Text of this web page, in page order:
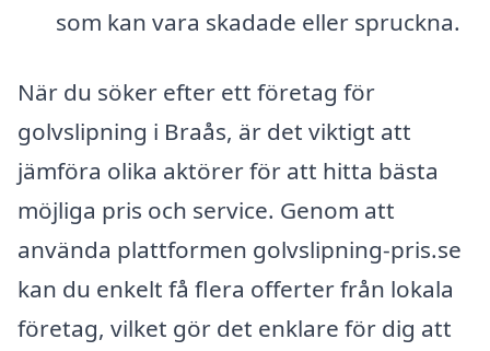
som kan vara skadade eller spruckna.
När du söker efter ett företag för
golvslipning i Braås, är det viktigt att
jämföra olika aktörer för att hitta bästa
möjliga pris och service. Genom att
använda plattformen golvslipning-pris.se
kan du enkelt få flera offerter från lokala
företag, vilket gör det enklare för dig att